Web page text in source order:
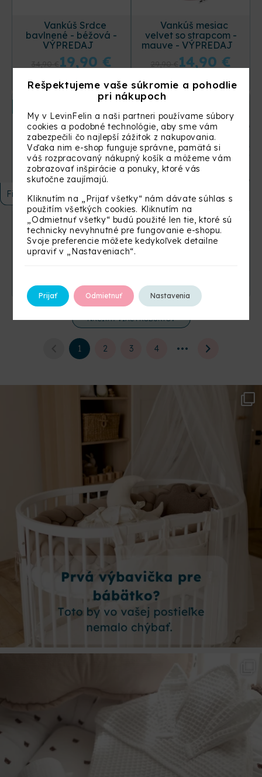
Vankúš Srdce
bavlnené - béžová -
VÝPREDAJ
19,90 €
Vankúš mesiac
velvet so strapcom -
mauve - VÝPREDAJ
14,90 €
Míľnikové
podbradníky (12 ks) -
VÝPREDAJ
KÚPIŤ
Bavlnený mantinel
do hranatej postieľky
140 × 70 cm - safari -
KÚPIŤ
NAČÍTAŤ VIAC PRODUKTOV
1 2 3 4
Filtrovať
Rešpektujeme vaše súkromie a pohodlie
pri nákupoch
My v LevinFelin a naši partneri používame súbory
cookies a podobné technológie, aby sme vám
zabezpečili čo najlepší zážitok z nakupovania.
Vďaka nim e-shop funguje správne, pamätá si
váš rozpracovaný nákupný košík a môžeme vám
zobrazovať inšpirácie a ponuky, ktoré vás
skutočne zaujímajú.
Kliknutím na „Prijať všetky“ nám dávate súhlas s
použitím všetkých cookies. Kliknutím na
„Odmietnuť všetky“ budú použité len tie, ktoré sú
technicky nevyhnutné pre fungovanie e-shopu.
Svoje preferencie môžete kedykoľvek detailne
upraviť v „Nastaveniach“.
Prijať Odmietnuť Nastavenia